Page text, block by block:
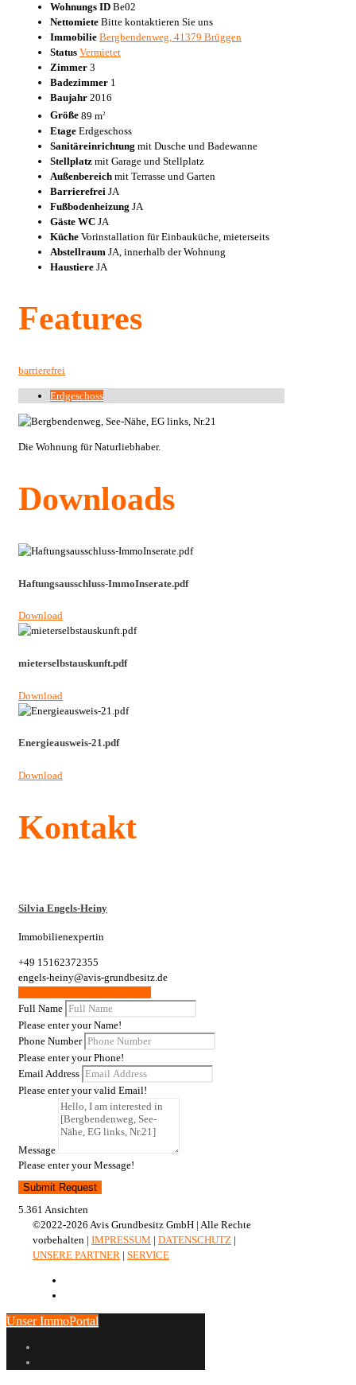
Wohnungs ID Be02
Nettomiete Bitte kontaktieren Sie uns
Immobilie Bergbendenweg, 41379 Brüggen
Status Vermietet
Zimmer 3
Badezimmer 1
Baujahr 2016
Größe 89 m2
Etage Erdgeschoss
Sanitäreinrichtung mit Dusche und Badewanne
Stellplatz mit Garage und Stellplatz
Außenbereich mit Terrasse und Garten
Barrierefrei JA
Fußbodenheizung JA
Gäste WC JA
Küche Vorinstallation für Einbauküche, mieterseits
Abstellraum JA, innerhalb der Wohnung
Haustiere JA
Features
barrierefrei
Erdgeschoss
Die Wohnung für Naturliebhaber.
Downloads
Haftungsausschluss-ImmoInserate.pdf
Download
mieterselbstauskunft.pdf
Download
Energieausweis-21.pdf
Download
Kontakt
Silvia Engels-Heiny
Immobilienexpertin
+49 15162372355
engels-heiny@avis-grundbesitz.de
Full Name
Please enter your Name!
Phone Number
Please enter your Phone!
Email Address
Please enter your valid Email!
Message
Please enter your Message!
Submit Request
5.361 Ansichten
©2022-2026 Avis Grundbesitz GmbH | Alle Rechte
vorbehalten | IMPRESSUM | DATENSCHUTZ |
UNSERE PARTNER | SERVICE
Unser ImmoPortal